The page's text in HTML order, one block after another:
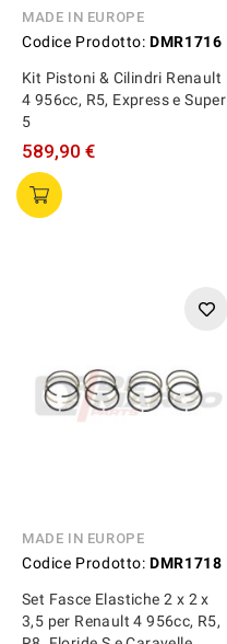
MADE IN EUROPE
Codice Prodotto: DMR1716
Kit Pistoni & Cilindri Renault
4 956cc, R5, Express e Super
5
589,90 €
MADE IN EUROPE
Codice Prodotto: DMR1718
Set Fasce Elastiche 2 x 2 x
3,5 per Renault 4 956cc, R5,